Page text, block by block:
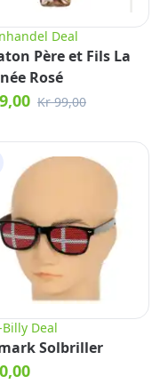
Deal
Père et Fils La
Rosé
Kr 99,00
Deal
Solbriller